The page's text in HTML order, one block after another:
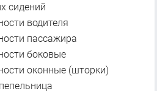
сидений
водителя
пассажира
боковые
оконные (шторки)